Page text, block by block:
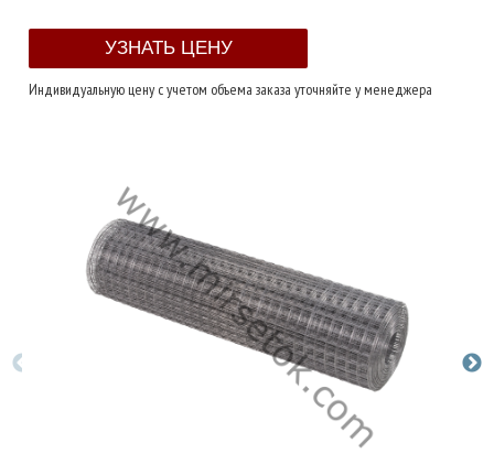
Индивидуальную цену с учетом объема заказа уточняйте у менеджера